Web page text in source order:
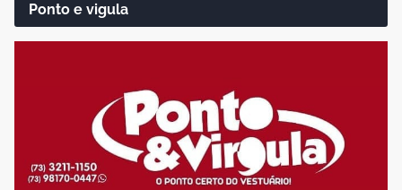
Ponto e vigula